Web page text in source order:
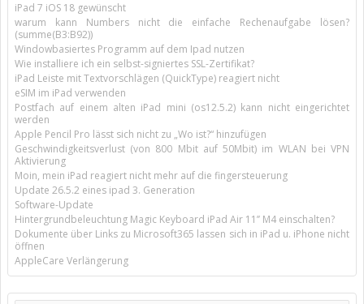
iPad 7 iOS 18 gewünscht
warum kann Numbers nicht die einfache Rechenaufgabe lösen?
(summe(B3:B92))
Windowbasiertes Programm auf dem Ipad nutzen
Wie installiere ich ein selbst-signiertes SSL-Zertifikat?
iPad Leiste mit Textvorschlägen (QuickType) reagiert nicht
eSIM im iPad verwenden
Postfach auf einem alten iPad mini (os12.5.2) kann nicht eingerichtet
werden
Apple Pencil Pro lässt sich nicht zu „Wo ist?“ hinzufügen
Geschwindigkeitsverlust (von 800 Mbit auf 50Mbit) im WLAN bei VPN
Aktivierung
Moin, mein iPad reagiert nicht mehr auf die fingersteuerung
Update 26.5.2 eines ipad 3. Generation
Software-Update
Hintergrundbeleuchtung Magic Keyboard iPad Air 11’’ M4 einschalten?
Dokumente über Links zu Microsoft365 lassen sich in iPad u. iPhone nicht
öffnen
AppleCare Verlängerung